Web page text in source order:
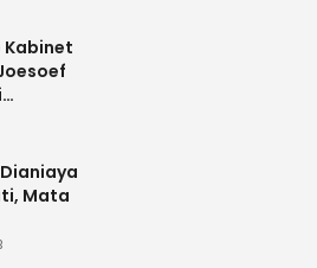
Kabinet
Mata